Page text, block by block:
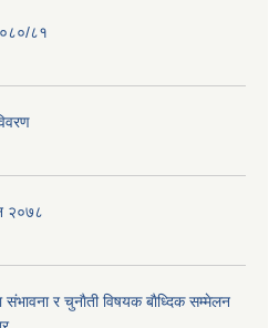
८१
२०७८
संभावना र चुनाैती विषयक बाैध्दिक सम्मेलन